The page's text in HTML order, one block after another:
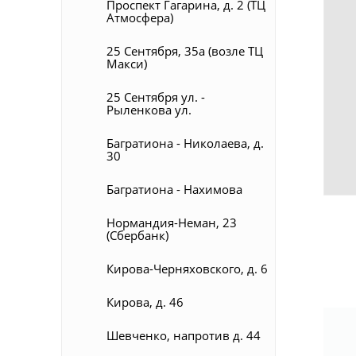
Проспект Гагарина, д. 2 (ТЦ
Атмосфера)
25 Сентября, 35а (возле ТЦ
Макси)
25 Сентября ул. -
Рыленкова ул.
Багратиона - Николаева, д.
30
Багратиона - Нахимова
Нормандия-Неман, 23
(Сбербанк)
Кирова-Черняховского, д. 6
Кирова, д. 46
Шевченко, напротив д. 44